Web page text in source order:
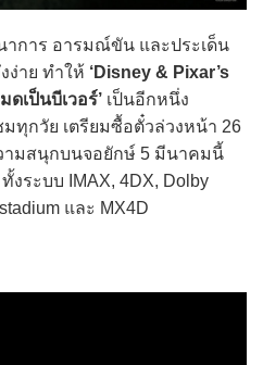
าร อารมณ์ขัน และประเด็น
ง่าย ทำให้ ‘Disney & Pixar’s
ดเป็นบีเวอร์’ เป็นอีกหนึ่ง
ทุกวัย เตรียมซื้อตั๋วล่วงหน้า 26
มสนุกบนจอยักษ์ 5 มีนาคมนี้
งระบบ IMAX, 4DX, Dolby
และ MX4D